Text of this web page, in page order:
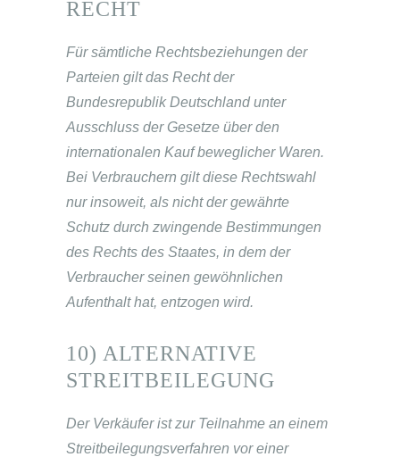
RECHT
Für sämtliche Rechtsbeziehungen der
Parteien gilt das Recht der
Bundesrepublik Deutschland unter
Ausschluss der Gesetze über den
internationalen Kauf beweglicher Waren.
Bei Verbrauchern gilt diese Rechtswahl
nur insoweit, als nicht der gewährte
Schutz durch zwingende Bestimmungen
des Rechts des Staates, in dem der
Verbraucher seinen gewöhnlichen
Aufenthalt hat, entzogen wird.
10) ALTERNATIVE
STREITBEILEGUNG
Der Verkäufer ist zur Teilnahme an einem
Streitbeilegungsverfahren vor einer